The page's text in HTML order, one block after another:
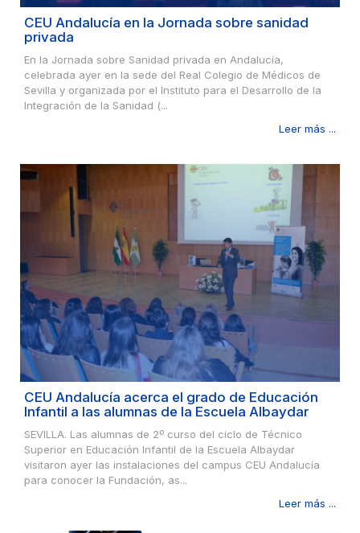
CEU Andalucía en la Jornada sobre sanidad
privada
En la Jornada sobre Sanidad privada en Andalucía,
celebrada ayer en la sede del Real Colegio de Médicos de
Sevilla y organizada por el Instituto para el Desarrollo de la
Integración de la Sanidad (...
Leer más ...
CEU Andalucía acerca el grado de Educación
Infantil a las alumnas de la Escuela Albaydar
SEVILLA. Las alumnas de 2º curso del ciclo de Técnico
Superior en Educación Infantil de la Escuela Albaydar
visitaron ayer las instalaciones del campus CEU Andalucía
para conocer la Fundación, as...
Leer más ...